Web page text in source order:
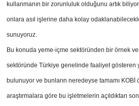
kullanmanın bir zorunluluk olduğunu artık
onlara asıl işlerine daha kolay
sunuyoruz.
Bu konuda yeme-içme sektöründen bir örnek
sektöründe Türkiye genelinde faaliyet gösteren
bulunuyor ve bunların neredeyse tamamı KOBİ
araştırmalara göre bu işletmelerin açıldıktan